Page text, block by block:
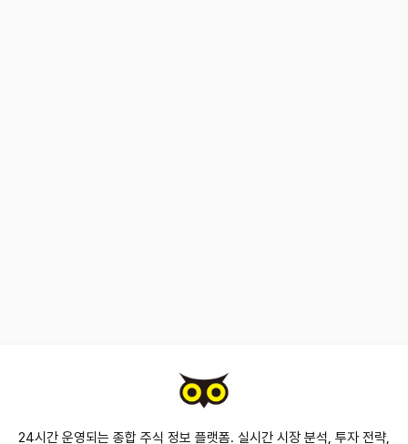
24시간 운영되는 종합 주식 정보 플랫폼. 실시간 시장 분석, 투자 전략,